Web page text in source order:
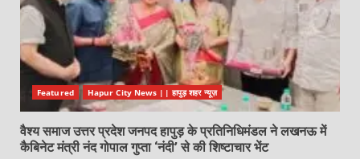
Featured Hapur City News || हापुड़ शहर न्यूज़
वैश्य समाज उत्तर प्रदेश जनपद हापुड़ के प्रतिनिधिमंडल ने लखनऊ में
कैबिनेट मंत्री नंद गोपाल गुप्ता ‘नंदी’ से की शिष्टाचार भेंट